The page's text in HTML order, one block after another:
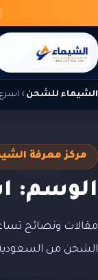
المحتوى
الشيماء للشحن ›
مركز معرفة
الوسم:
مقالات ونصائح
الشحن من